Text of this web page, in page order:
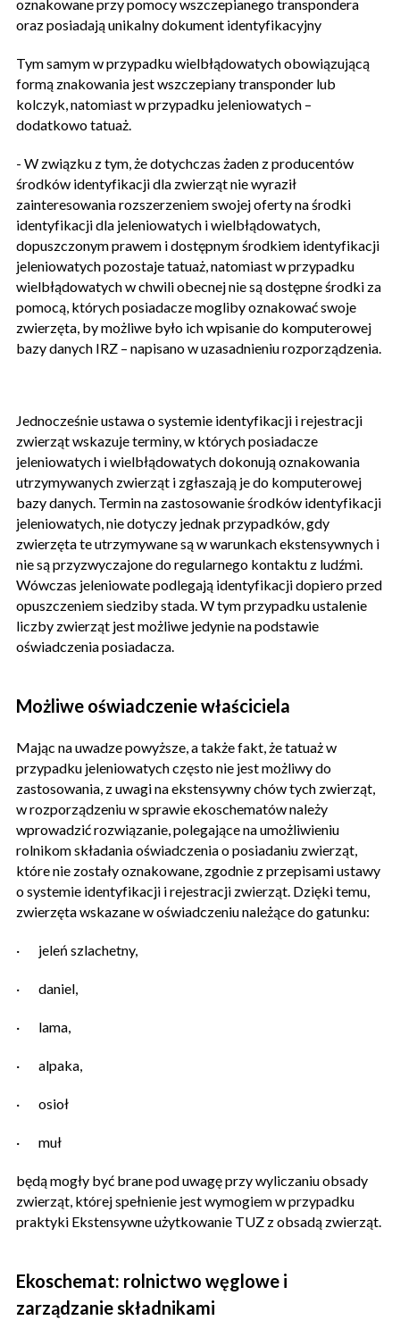
oznakowane przy pomocy wszczepianego transpondera
oraz posiadają unikalny dokument identyfikacyjny
Tym samym w przypadku wielbłądowatych obowiązującą
formą znakowania jest wszczepiany transponder lub
kolczyk, natomiast w przypadku jeleniowatych –
dodatkowo tatuaż.
- W związku z tym, że dotychczas żaden z producentów
środków identyfikacji dla zwierząt nie wyraził
zainteresowania rozszerzeniem swojej oferty na środki
identyfikacji dla jeleniowatych i wielbłądowatych,
dopuszczonym prawem i dostępnym środkiem identyfikacji
jeleniowatych pozostaje tatuaż, natomiast w przypadku
wielbłądowatych w chwili obecnej nie są dostępne środki za
pomocą, których posiadacze mogliby oznakować swoje
zwierzęta, by możliwe było ich wpisanie do komputerowej
bazy danych IRZ – napisano w uzasadnieniu rozporządzenia.
Jednocześnie ustawa o systemie identyfikacji i rejestracji
zwierząt wskazuje terminy, w których posiadacze
jeleniowatych i wielbłądowatych dokonują oznakowania
utrzymywanych zwierząt i zgłaszają je do komputerowej
bazy danych. Termin na zastosowanie środków identyfikacji
jeleniowatych, nie dotyczy jednak przypadków, gdy
zwierzęta te utrzymywane są w warunkach ekstensywnych i
nie są przyzwyczajone do regularnego kontaktu z ludźmi.
Wówczas jeleniowate podlegają identyfikacji dopiero przed
opuszczeniem siedziby stada. W tym przypadku ustalenie
liczby zwierząt jest możliwe jedynie na podstawie
oświadczenia posiadacza.
Możliwe oświadczenie właściciela
Mając na uwadze powyższe, a także fakt, że tatuaż w
przypadku jeleniowatych często nie jest możliwy do
zastosowania, z uwagi na ekstensywny chów tych zwierząt,
w rozporządzeniu w sprawie ekoschematów należy
wprowadzić rozwiązanie, polegające na umożliwieniu
rolnikom składania oświadczenia o posiadaniu zwierząt,
które nie zostały oznakowane, zgodnie z przepisami ustawy
o systemie identyfikacji i rejestracji zwierząt. Dzięki temu,
zwierzęta wskazane w oświadczeniu należące do gatunku:
· jeleń szlachetny,
· daniel,
· lama,
· alpaka,
· osioł
· muł
będą mogły być brane pod uwagę przy wyliczaniu obsady
zwierząt, której spełnienie jest wymogiem w przypadku
praktyki Ekstensywne użytkowanie TUZ z obsadą zwierząt.
Ekoschemat: rolnictwo węglowe i
zarządzanie składnikami